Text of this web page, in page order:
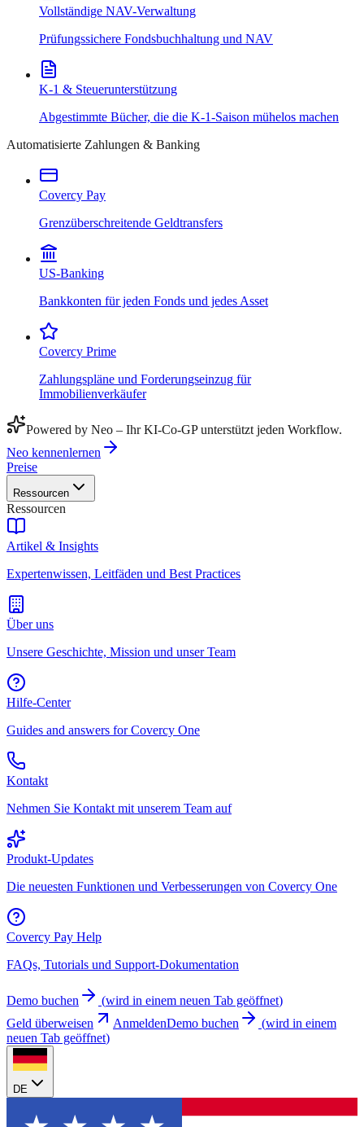
Vollständige NAV-Verwaltung
Prüfungssichere Fondsbuchhaltung und NAV
K-1 & Steuerunterstützung
Abgestimmte Bücher, die die K-1-Saison mühelos machen
Automatisierte Zahlungen & Banking
Covercy Pay
Grenzüberschreitende Geldtransfers
US-Banking
Bankkonten für jeden Fonds und jedes Asset
Covercy Prime
Zahlungspläne und Forderungseinzug für
Immobilienverkäufer
Powered by Neo – Ihr KI-Co-GP unterstützt jeden Workflow.
Neo kennenlernen
Preise
Ressourcen
Ressourcen
Artikel & Insights
Expertenwissen, Leitfäden und Best Practices
Über uns
Unsere Geschichte, Mission und unser Team
Hilfe-Center
Guides and answers for Covercy One
Kontakt
Nehmen Sie Kontakt mit unserem Team auf
Produkt-Updates
Die neuesten Funktionen und Verbesserungen von Covercy One
Covercy Pay Help
FAQs, Tutorials und Support-Dokumentation
Demo buchen (wird in einem neuen Tab geöffnet)
Geld überweisen
AnmeldenDemo buchen (wird in einem
neuen Tab geöffnet)
DE